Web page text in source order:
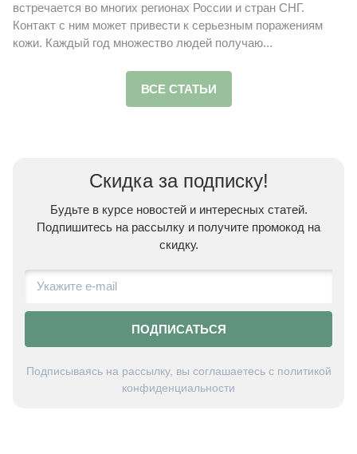
встречается во многих регионах России и стран СНГ.
Контакт с ним может привести к серьезным поражениям
кожи. Каждый год множество людей получаю...
ВСЕ СТАТЬИ
Скидказа подписку!
Будьте в курсе новостей и интересных статей.
Подпишитесь на рассылку и получите промокод на
скидку.
ПОДПИСАТЬСЯ
Подписываясь на рассылку, вы соглашаетесь с политикой
конфиденциальности